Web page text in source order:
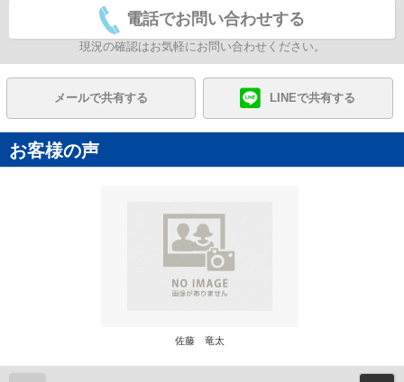
電話でお問い合わせする
現況の確認はお気軽にお問い合わせください。
メールで共有する LINEで共有する
お客様の声
佐藤 竜太